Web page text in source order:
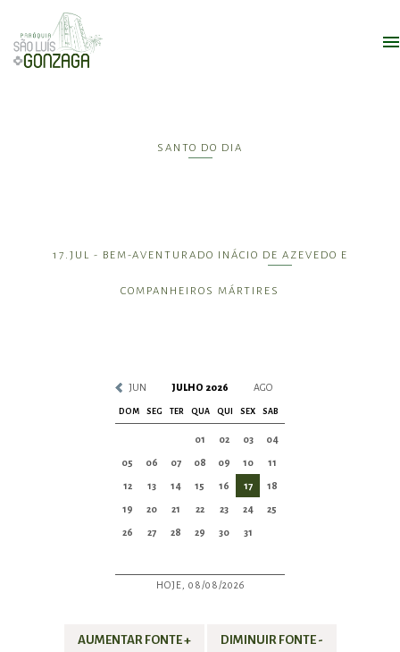
SANTO DO DIA
17.JUL - BEM-AVENTURADO INÁCIO DE AZEVEDO E
COMPANHEIROS MÁRTIRES
JUN JULHO 2026 AGO
DOM SEG TER QUA QUI SEX SAB
01 02 03 04
05 06 07 08 09 10 11
12 13 14 15 16 17 18
19 20 21 22 23 24 25
26 27 28 29 30 31
HOJE, 08/08/2026
AUMENTAR FONTE + DIMINUIR FONTE -